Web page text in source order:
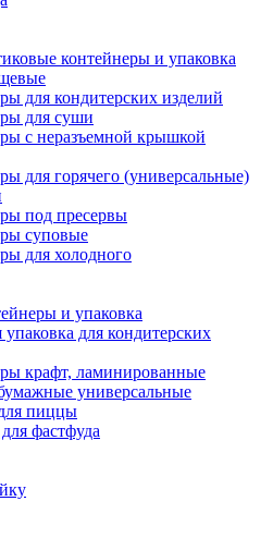
контейнеры и упаковка
для кондитерских изделий
для суши
с неразъемной крышкой
для горячего (универсальные)
под пресервы
суповые
для холодного
и упаковка
для кондитерских
крафт, ламинированные
универсальные
пиццы
фастфуда